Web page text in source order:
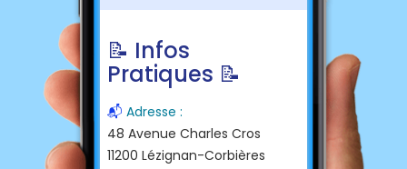
📝 Infos
Pratiques 📝
📬 Adresse :
48 Avenue Charles Cros
11200 Lézignan-Corbières